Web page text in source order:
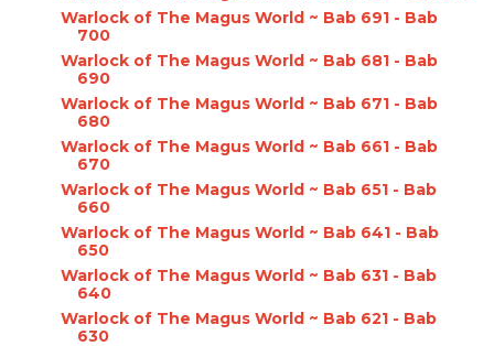
Warlock of The Magus World ~ Bab 691 - Bab
700
Warlock of The Magus World ~ Bab 681 - Bab
690
Warlock of The Magus World ~ Bab 671 - Bab
680
Warlock of The Magus World ~ Bab 661 - Bab
670
Warlock of The Magus World ~ Bab 651 - Bab
660
Warlock of The Magus World ~ Bab 641 - Bab
650
Warlock of The Magus World ~ Bab 631 - Bab
640
Warlock of The Magus World ~ Bab 621 - Bab
630